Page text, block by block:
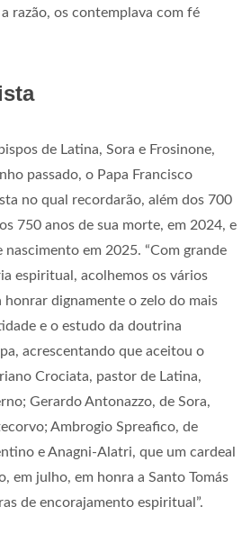
razão, os contemplava com fé
de Latina, Sora e Frosinone,
passado, o Papa Francisco
no qual recordarão, além dos 700
750 anos de sua morte, em 2024, e
em 2025. “Com grande
espiritual, acolhemos os vários
honrar dignamente o zelo do mais
e o estudo da doutrina
acrescentando que aceitou o
Crociata, pastor de Latina,
Gerardo Antonazzo, de Sora,
Ambrogio Spreafico, de
e Anagni-Alatri, que um cardeal
em julho, em honra a Santo Tomás
de encorajamento espiritual”.